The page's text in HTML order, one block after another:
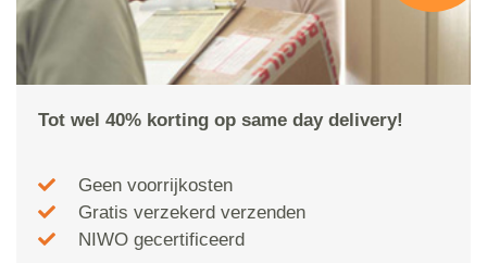
Tot wel 40% korting op same day delivery!
Geen voorrijkosten
Gratis verzekerd verzenden
NIWO gecertificeerd